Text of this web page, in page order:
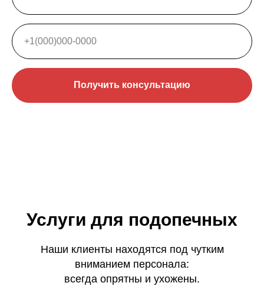
Получить консультацию
Услуги для подопечных
Наши клиенты находятся под чутким
вниманием персонала:
всегда опрятны и ухожены.